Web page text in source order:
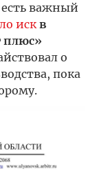
важный
искв
плюс»
о
пока